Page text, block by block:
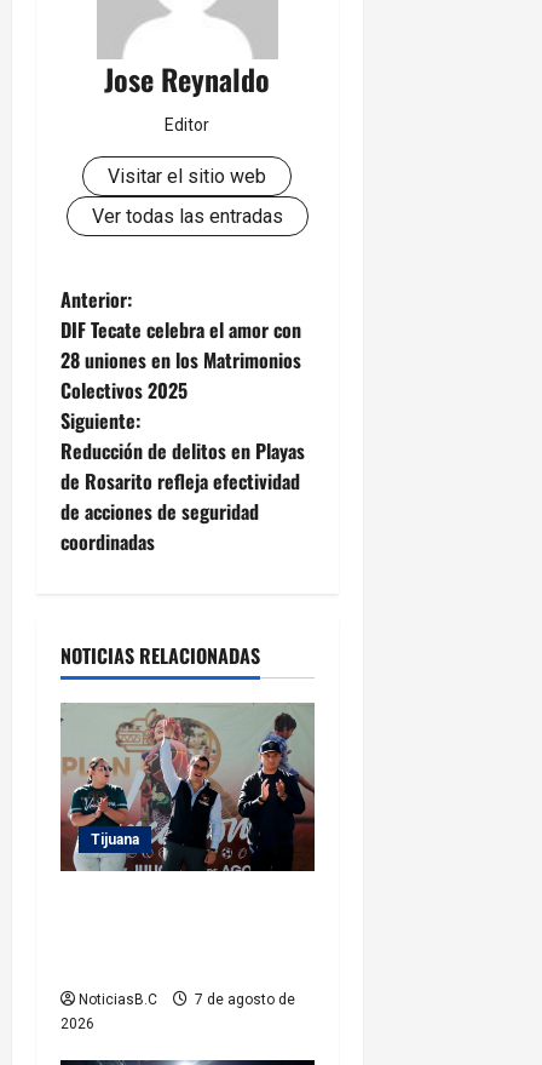
Jose Reynaldo
Editor
Visitar el sitio web
Ver todas las entradas
N
a
v
e
g
a
i
ó
n
d
e
t
Anterior:
DIF Tecate celebra el amor con
28 uniones en los Matrimonios
Colectivos 2025
Siguiente:
Reducción de delitos en Playas
de Rosarito refleja efectividad
de acciones de seguridad
coordinadas
NOTICIAS RELACIONADAS
Tijuana
NoticiasB.C
7 de agosto de
2026